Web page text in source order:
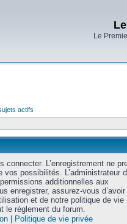
Le
actifs
L’enregistrement ne
possibilités. L’administrateur
additionnelles aux
enregistrer, assurez-vous
et de notre politique de vie
le règlement du forum.
Politique de vie privée